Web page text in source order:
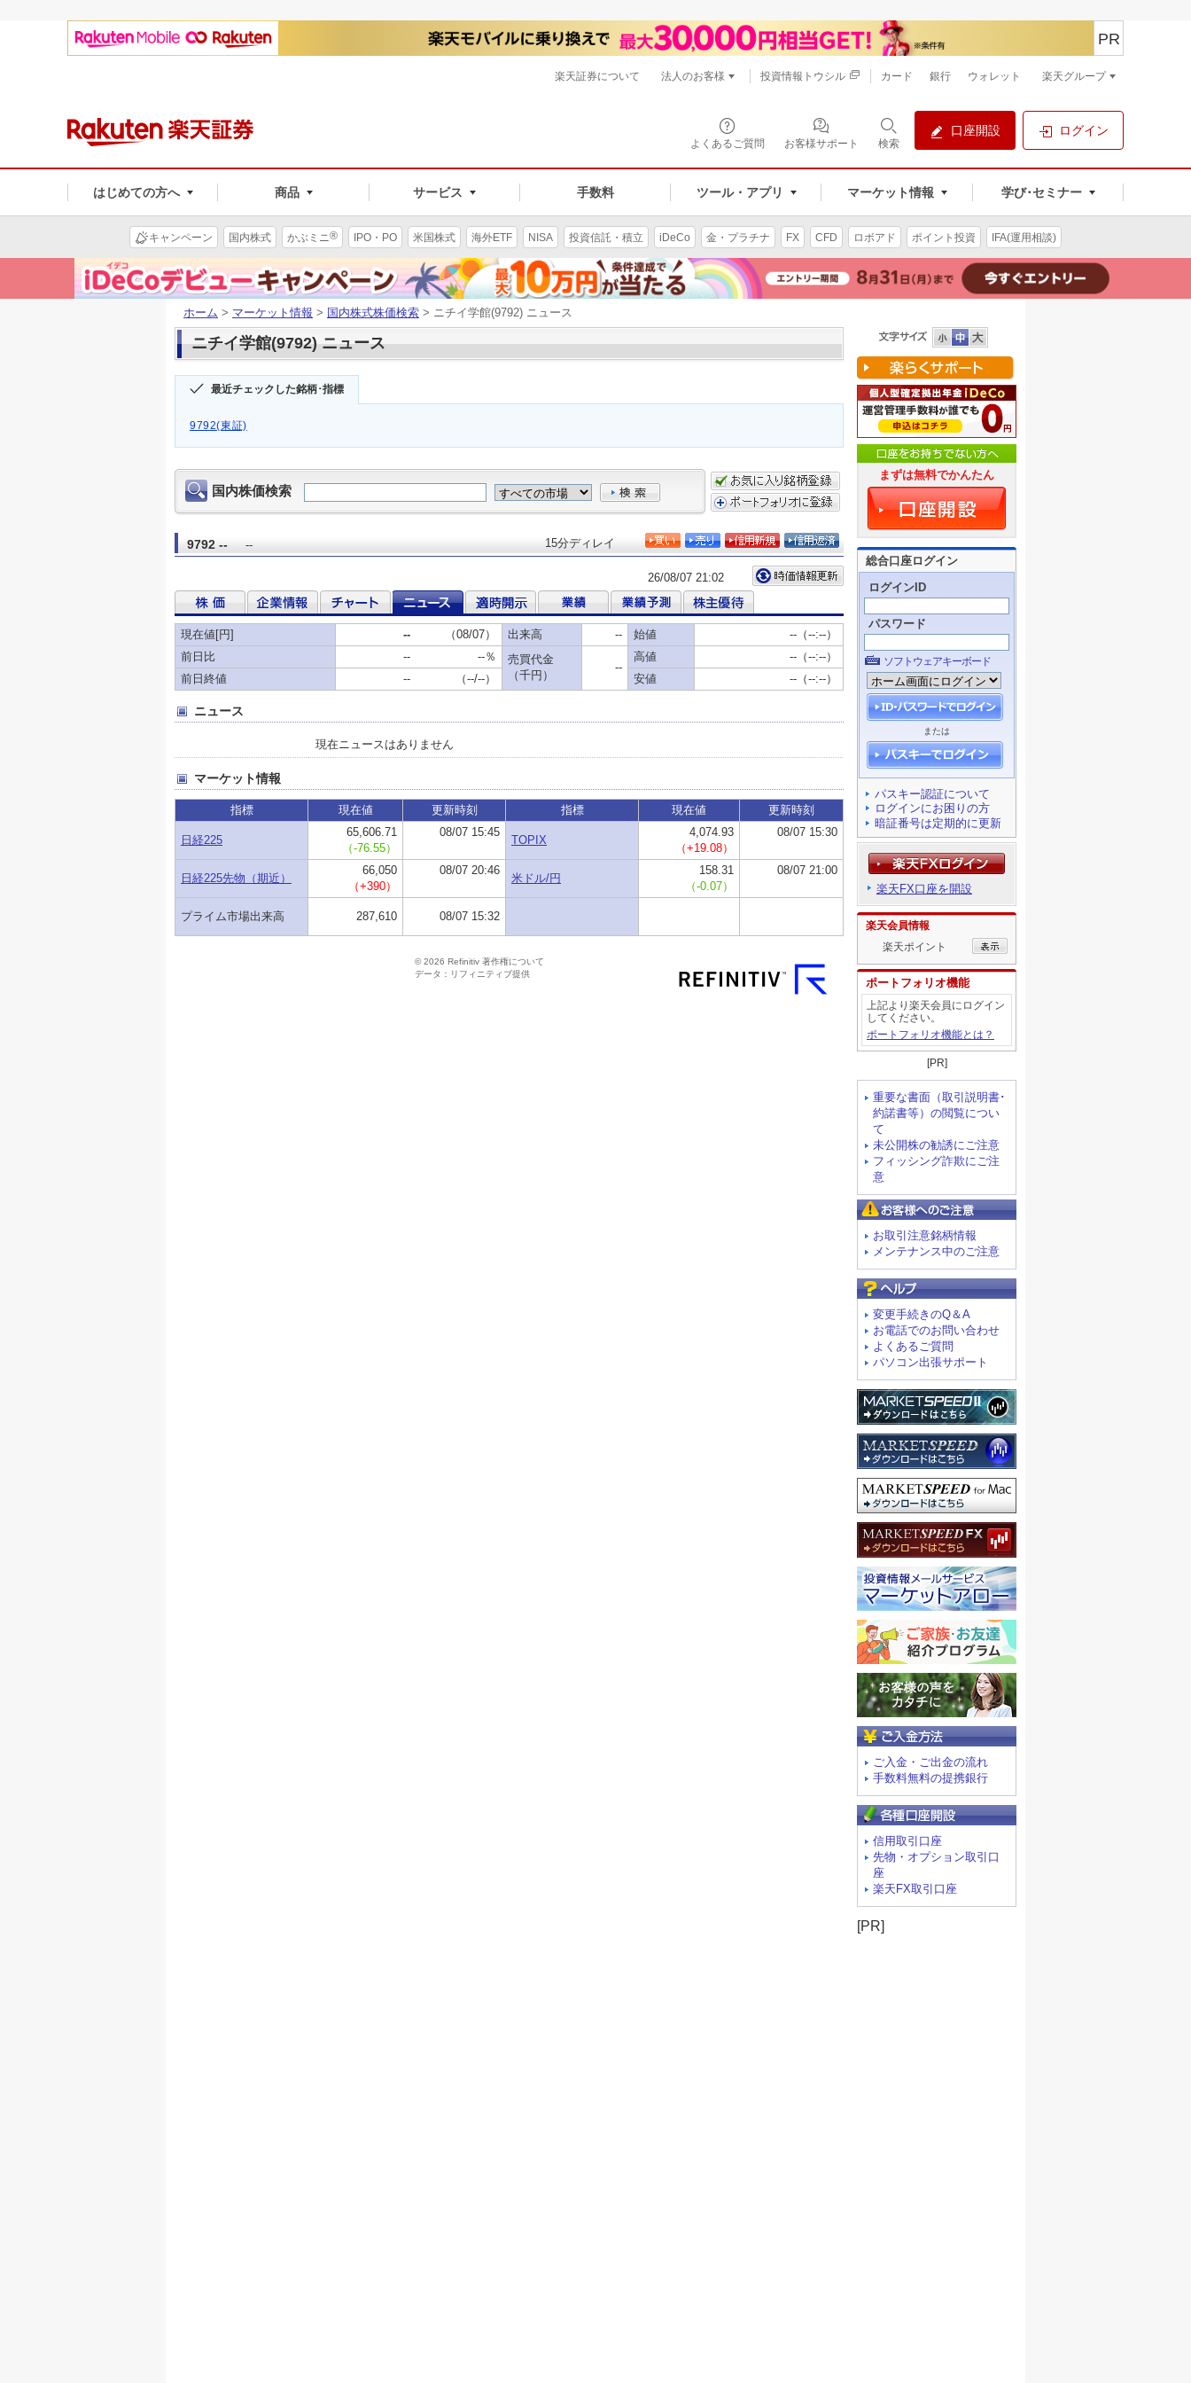
よくあるご質問 お客様サポート 検索
口座開設 ログイン
はじめての方へ 商品 サービス 手数料 ツール・アプリ マーケット情報 学び･セミナー
PR
楽天証券について 法人のお客様 投資情報トウシル カード 銀行 ウォレット 楽天グループ
キャンペーン 国内株式 かぶミニ® IPO・PO 米国株式 海外ETF NISA 投資信託・積立 iDeCo 金・プラチナ FX CFD ロボアド ポイント投資 IFA(運用相談)
ホーム > マーケット情報 > 国内株式株価検索 > ニチイ学館(9792) ニュース
ニチイ学館(9792) ニュース
最近チェックした銘柄･指標
9792(東証)
まずは無料でかんたん
総合口座ログイン
ログインID
パスワード
ソフトウェアキーボード
または
パスキー認証について
ログインにお困りの方
暗証番号は定期的に更新
楽天FX口座を開設
楽天会員情報
楽天ポイント
ポートフォリオ機能
上記より楽天会員にログイン
してください。
ポートフォリオ機能とは？
[PR]
重要な書面（取引説明書･
約諾書等）の閲覧につい
て
未公開株の勧誘にご注意
フィッシング詐欺にご注
意
お取引注意銘柄情報
メンテナンス中のご注意
変更手続きのQ＆A
お電話でのお問い合わせ
よくあるご質問
パソコン出張サポート
ご入金・ご出金の流れ
手数料無料の提携銀行
信用取引口座
先物・オプション取引口
座
楽天FX取引口座
[PR]